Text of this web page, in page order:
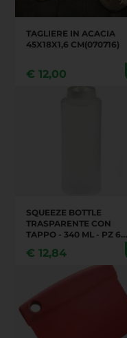
TAGLIERE IN ACACIA
45X18X1,6 CM(070716)
€ 12,00
SQUEEZE BOTTLE
TRASPARENTE CON
TAPPO - 340 ML - PZ 6
€ 12,84